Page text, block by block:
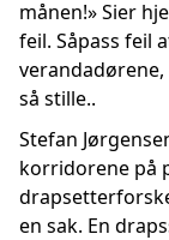
månen!» Sier
feil. Såpass feil
så stille..
Stefan
korridorene på
en sak. En